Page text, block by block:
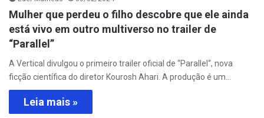
Mulher que perdeu o filho descobre que ele ainda
está vivo em outro multiverso no trailer de
“Parallel”
A Vertical divulgou o primeiro trailer oficial de “Parallel“, nova
ficção científica do diretor Kourosh Ahari. A produção é um…
Leia mais »